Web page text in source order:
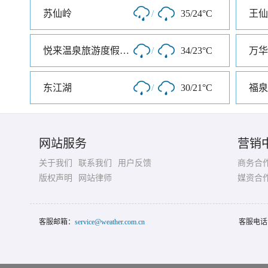
苏仙岭 / 35/24°C 王
悦来温泉旅游度假山庄 / 34/23°C 万
东江湖 / 30/21°C 福
网站服务
关于我们 联系我们
用户反馈
版权声明
网站律师
营销
商务合
媒资合
客服邮箱： service@weather.com.cn 客服电